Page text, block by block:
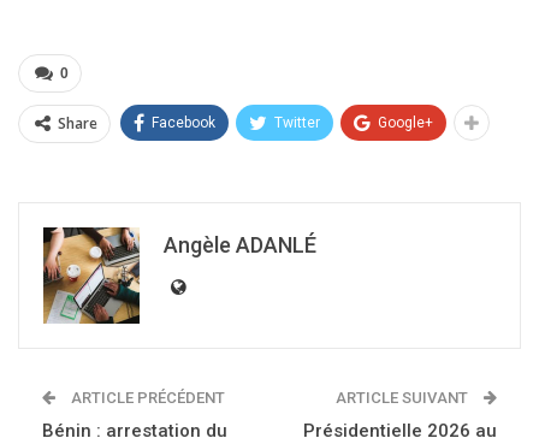
0
Share Facebook Twitter Google+
Angèle ADANLÉ
ARTICLE PRÉCÉDENT
Bénin : arrestation du
ARTICLE SUIVANT
Présidentielle 2026 au